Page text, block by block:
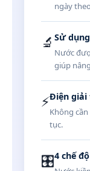
ngày
🔬 Sử
Nước
giúp
⚡Điện giải
Không
tục.
🎛️4 chế